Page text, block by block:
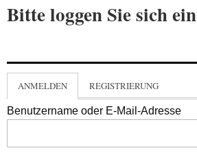
Bitte loggen Sie sich ein
ANMELDEN REGISTRIERUNG
Benutzername oder E-Mail-Adresse